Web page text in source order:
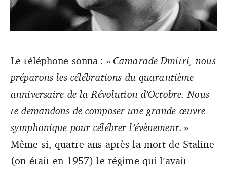
Avec une puissance descriptive exceptionnelle,
Chostakovitch met en musique une répression sanglante.
Le téléphone sonna : « Camarade Dmitri, nous
préparons les célébrations du quarantième
anniversaire de la Révolution d’Octobre. Nous
te demandons de composer une grande œuvre
symphonique pour célébrer l’évènement. »
Même si, quatre ans après la mort de Staline
(on était en 1957) le régime qui l’avait